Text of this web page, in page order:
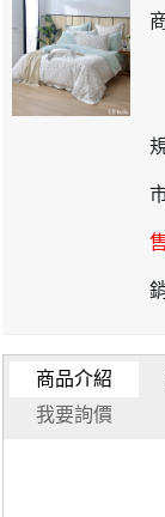
商品介紹
我要詢價